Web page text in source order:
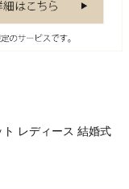
レディース 結婚式